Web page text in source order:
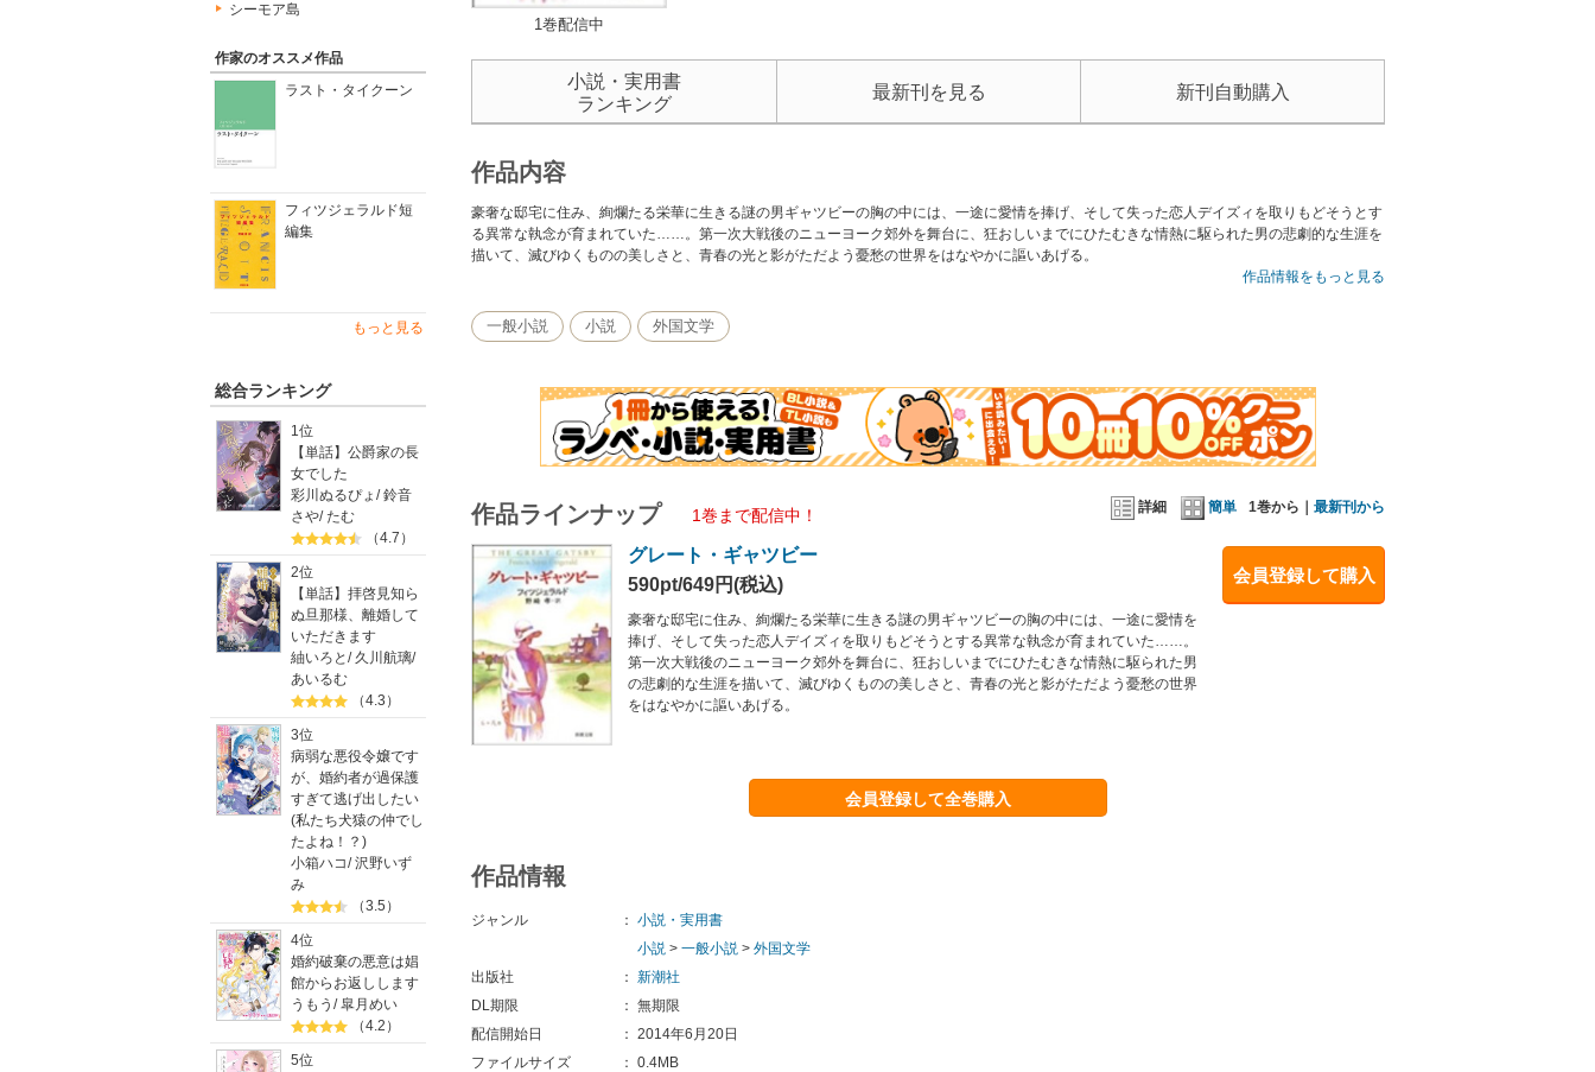
シーモア島
作家のオススメ作品
ラスト・タイクーン
フィツジェラルド短
編集
もっと見る
総合ランキング
1位
【単話】公爵家の長
女でした
彩川ぬるぴょ /鈴音
さや/たむ
（4.7）
2位
【単話】拝啓見知ら
ぬ旦那様、離婚して
いただきます
紬いろと / 久川航璃/
あいるむ
（4.3）
3位
病弱な悪役令嬢です
が、婚約者が過保護
すぎて逃げ出したい
(私たち犬猿の仲でし
たよね！？)
小箱ハコ/沢野いず
み
（3.5）
4位
婚約破棄の悪意は娼
館からお返しします
うもう /皐月めい
（4.2）
5位
1巻配信中
小説・実用書
ランキング
最新刊を見る 新刊自動購入
作品内容
豪奢な邸宅に住み、絢爛たる栄華に生きる謎の男ギャツビーの胸の中には、一途に愛情を捧げ、そして失った恋人デイズィを取りもどそうとす
る異常な執念が育まれていた……。第一次大戦後のニューヨーク郊外を舞台に、狂おしいまでにひたむきな情熱に駆られた男の悲劇的な生涯を
描いて、滅びゆくものの美しさと、青春の光と影がただよう憂愁の世界をはなやかに謳いあげる。
作品情報をもっと見る
一般小説 小説 外国文学
詳細 簡単 1巻から｜ 最新刊から
作品ラインナップ 1巻まで配信中！
会員登録して購入
グレート・ギャツビー
590pt/649円(税込)
豪奢な邸宅に住み、絢爛たる栄華に生きる謎の男ギャツビーの胸の中には、一途に愛情を
捧げ、そして失った恋人デイズィを取りもどそうとする異常な執念が育まれていた……。
第一次大戦後のニューヨーク郊外を舞台に、狂おしいまでにひたむきな情熱に駆られた男
の悲劇的な生涯を描いて、滅びゆくものの美しさと、青春の光と影がただよう憂愁の世界
をはなやかに謳いあげる。
会員登録して全巻購入
作品情報
ジャンル ： 小説・実用書
小説 > 一般小説 > 外国文学
出版社
： 新潮社
DL期限
： 無期限
配信開始日
： 2014年6月20日
ファイルサイズ
： 0.4MB